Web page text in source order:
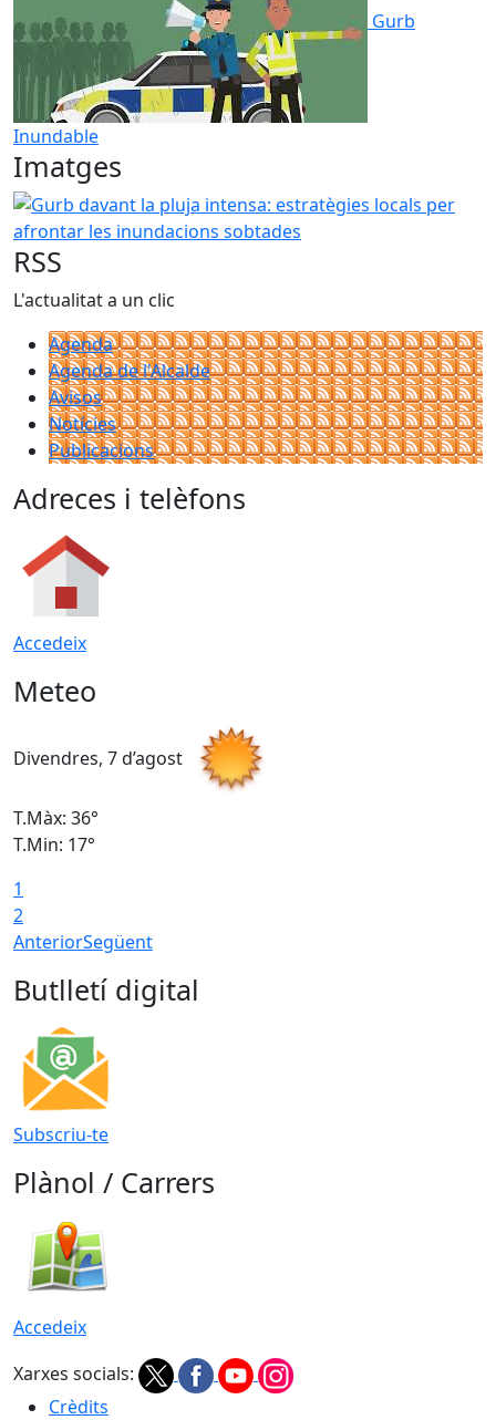
Gurb
Inundable
Imatges
Gurb davant la pluja intensa: estratègies locals per
RSS
L'actualitat a un clic
Agenda
Agenda de l'Alcalde
Avisos
Notícies
Publicacions
Adreces i telèfons
Accedeix
Meteo
Divendres, 7 d’agost
T.Màx: 36°
T.Min: 17°
1
2
AnteriorSegüent
Butlletí digital
Subscriu-te
Plànol / Carrers
Accedeix
Xarxes socials:
Crèdits